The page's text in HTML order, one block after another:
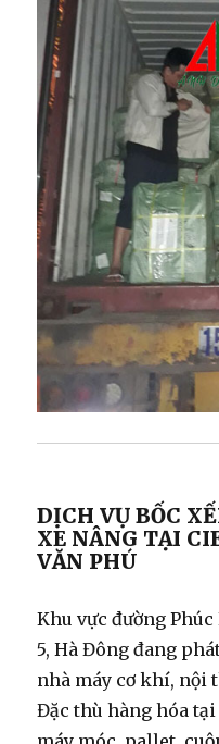
DỊCH VỤ BỐC
XE NÂNG TẠI
VĂN PHÚ
Khu vực đường
5, Hà Đông đang
nhà máy cơ khí, nội
Đặc thù hàng hóa